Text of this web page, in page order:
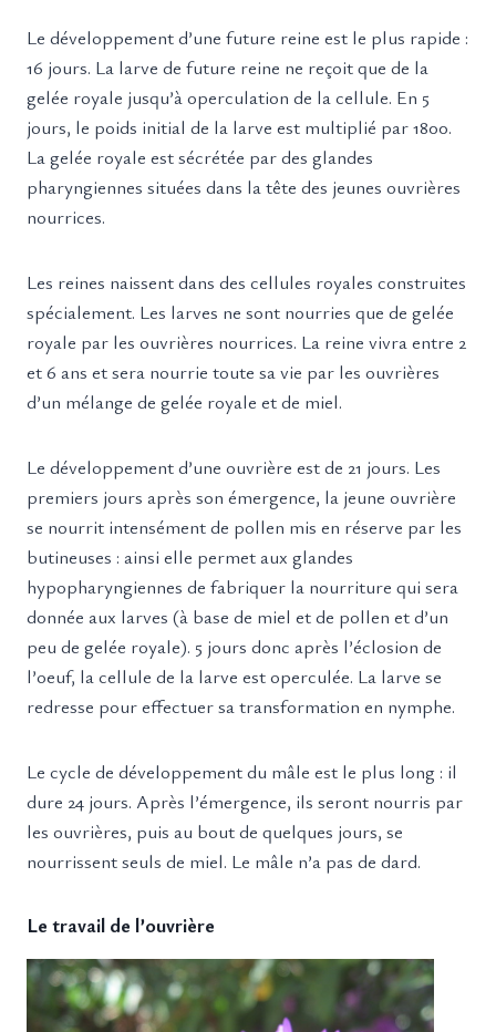
Le développement d’une future reine est le plus rapide :
16 jours. La larve de future reine ne reçoit que de la
gelée royale jusqu’à operculation de la cellule. En 5
jours, le poids initial de la larve est multiplié par 1800.
La gelée royale est sécrétée par des glandes
pharyngiennes situées dans la tête des jeunes ouvrières
nourrices.
Les reines naissent dans des cellules royales construites
spécialement. Les larves ne sont nourries que de gelée
royale par les ouvrières nourrices. La reine vivra entre 2
et 6 ans et sera nourrie toute sa vie par les ouvrières
d’un mélange de gelée royale et de miel.
Le développement d’une ouvrière est de 21 jours. Les
premiers jours après son émergence, la jeune ouvrière
se nourrit intensément de pollen mis en réserve par les
butineuses : ainsi elle permet aux glandes
hypopharyngiennes de fabriquer la nourriture qui sera
donnée aux larves (à base de miel et de pollen et d’un
peu de gelée royale). 5 jours donc après l’éclosion de
l’oeuf, la cellule de la larve est operculée. La larve se
redresse pour effectuer sa transformation en nymphe.
Le cycle de développement du mâle est le plus long : il
dure 24 jours. Après l’émergence, ils seront nourris par
les ouvrières, puis au bout de quelques jours, se
nourrissent seuls de miel. Le mâle n’a pas de dard.
Le travail de l’ouvrière